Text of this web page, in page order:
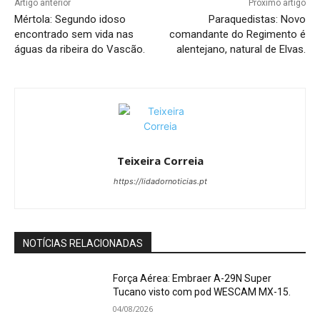
Artigo anterior
Mértola: Segundo idoso
encontrado sem vida nas
águas da ribeira do Vascão.
Próximo artigo
Paraquedistas: Novo
comandante do Regimento é
alentejano, natural de Elvas.
Teixeira Correia
https://lidadornoticias.pt
NOTÍCIAS RELACIONADAS
Força Aérea: Embraer A-29N Super
Tucano visto com pod WESCAM MX-15.
04/08/2026